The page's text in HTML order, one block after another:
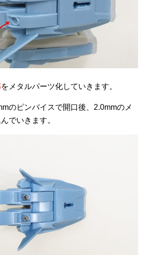
をメタルパーツ化していきます。
のピンバイスで開口後、2.0mmのメ
でいきます。